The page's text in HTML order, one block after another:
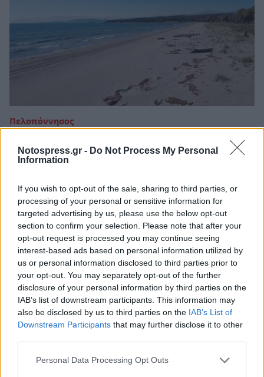
Notospress.gr - Do Not Process My Personal
Information
If you wish to opt-out of the sale, sharing to third parties, or
processing of your personal or sensitive information for
targeted advertising by us, please use the below opt-out
section to confirm your selection. Please note that after your
opt-out request is processed you may continue seeing
interest-based ads based on personal information utilized by
us or personal information disclosed to third parties prior to
your opt-out. You may separately opt-out of the further
disclosure of your personal information by third parties on the
IAB’s list of downstream participants. This information may
also be disclosed by us to third parties on the IAB’s List of
Downstream Participants that may further disclose it to other
Personal Data Processing Opt Outs
Πελοπόννησος
Λακωνία: Πού πέφτει ο Αϊ Γιαννάκης κι η
παραλία Τρίνησα, πατριώτ’; (video)